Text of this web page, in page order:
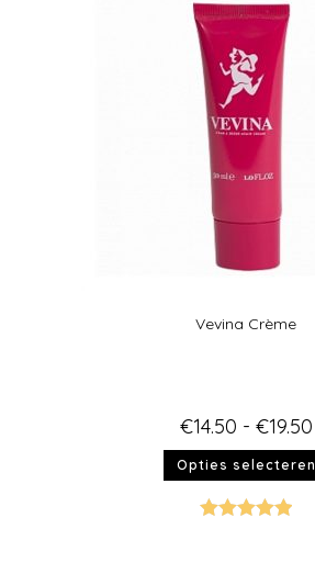
Vevina Crème
€14.50 - €19.50
Opties selecteren